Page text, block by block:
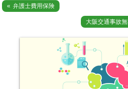
投 弁護士費用保険
大阪交通事故